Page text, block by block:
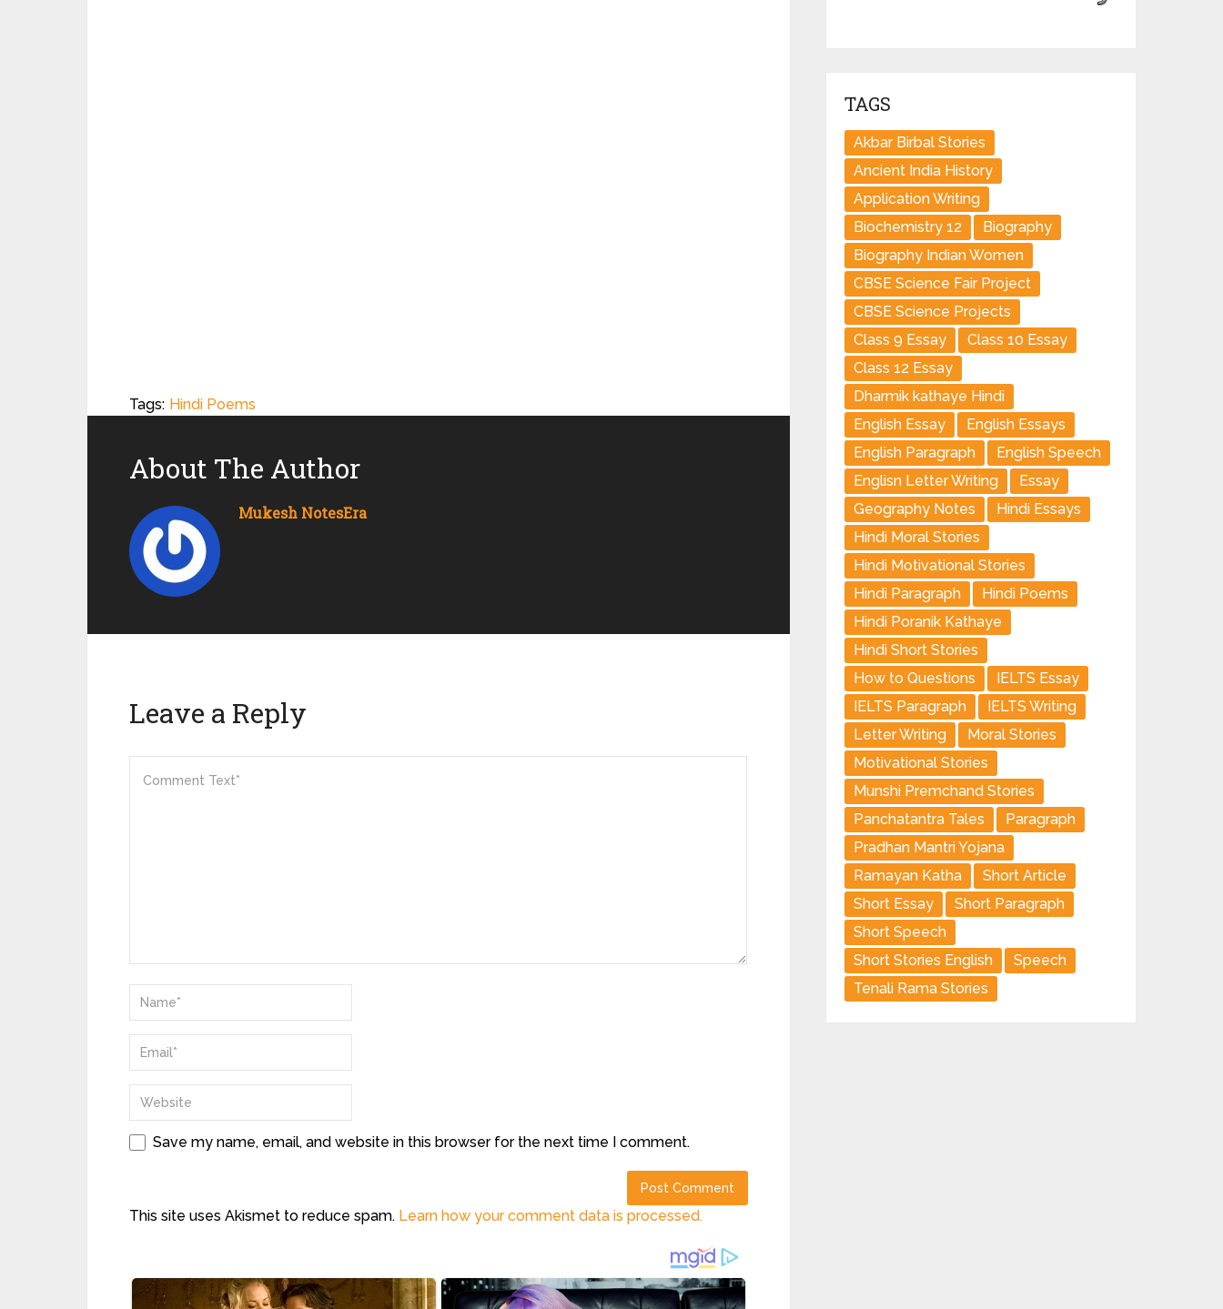
Tags: Hindi Poems
About The Author
Mukesh NotesEra
Leave a Reply
Save my name, email, and website in this browser for the next time I comment.
This site uses Akismet to reduce spam. Learn how your comment data is processed.
TAGS
Akbar Birbal Stories
Ancient India History
Application Writing
Biochemistry 12
Biography
Biography Indian Women
CBSE Science Fair Project
CBSE Science Projects
Class 9 Essay
Class 10 Essay
Class 12 Essay
Dharmik kathaye Hindi
English Essay
English Essays
English Paragraph
English Speech
Englisn Letter Writing
Essay
Geography Notes
Hindi Essays
Hindi Moral Stories
Hindi Motivational Stories
Hindi Paragraph
Hindi Poems
Hindi Poranik Kathaye
Hindi Short Stories
How to Questions
IELTS Essay
IELTS Paragraph
IELTS Writing
Letter Writing
Moral Stories
Motivational Stories
Munshi Premchand Stories
Panchatantra Tales
Paragraph
Pradhan Mantri Yojana
Ramayan Katha
Short Article
Short Essay
Short Paragraph
Short Speech
Short Stories English
Speech
Tenali Rama Stories